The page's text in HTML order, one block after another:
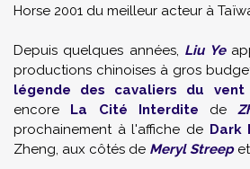
Horse 2001 du meilleur acteur à
Depuis quelques années, Liu Ye
productions chinoises à gros
légende des cavaliers du vent
encore La Cité Interdite de
prochainement à l'affiche de Dark
Zheng, aux côtés de Meryl Streepet